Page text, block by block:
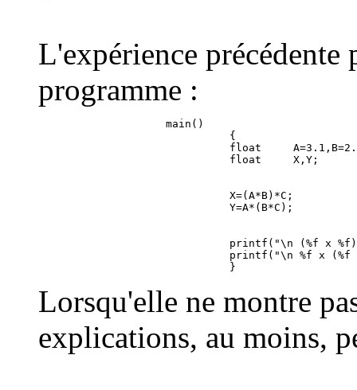
L'expérience précédente
programme :
                    main()
                              {
float
                              X=(A*B)*C;
printf("\n (%f x
printf("\n %f x (%f
Lorsqu'elle ne montre
explications, au moins,